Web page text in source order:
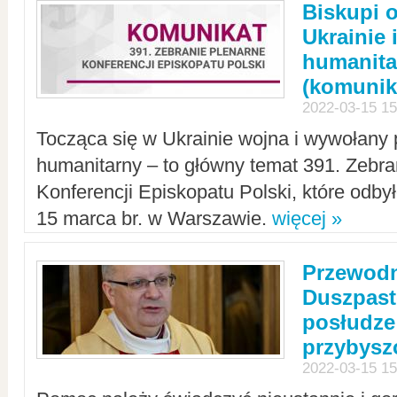
Biskupi
Ukrainie
2022-03-15
Tocząca się w Ukrainie wojna i
humanitarny – to główny temat 391.
Konferencji Episkopatu Polski, które
15 marca br. w Warszawie. więcej »
2022-03-15